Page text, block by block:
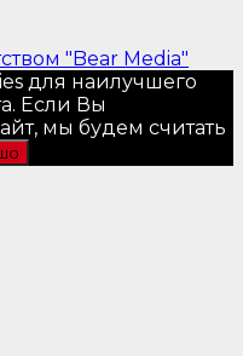
"Bear Media"
для наилучшего
Если Вы
мы будем считать